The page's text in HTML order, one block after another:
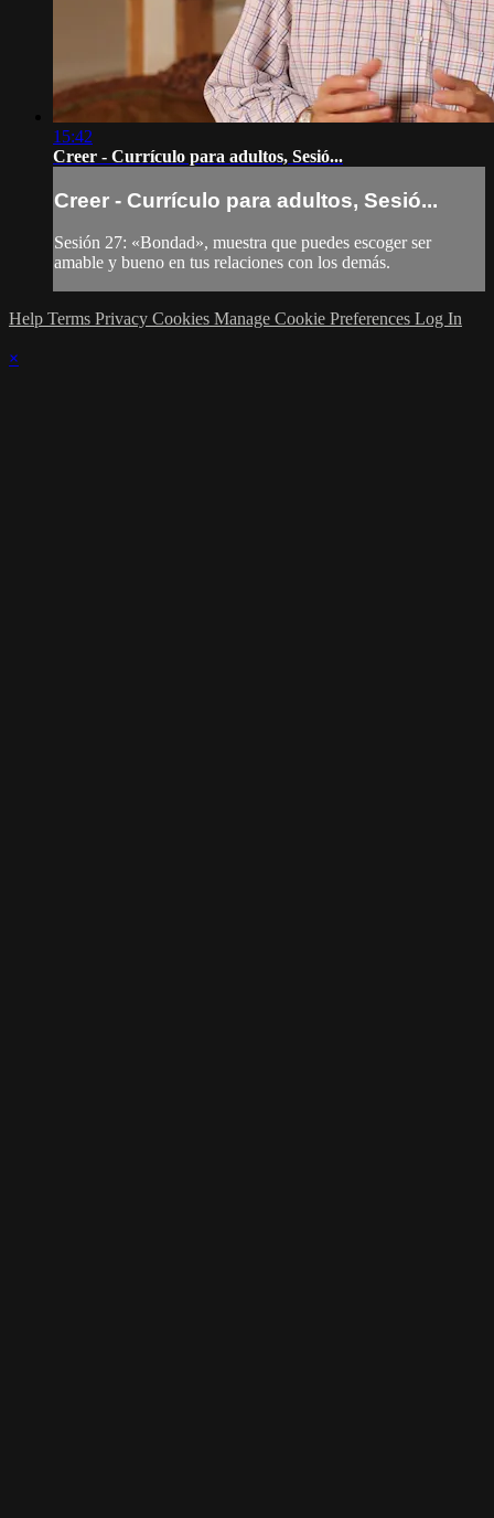
15:42
Creer - Currículo para adultos, Sesió...
Creer - Currículo para adultos, Sesió...
Sesión 27: «Bondad», muestra que puedes escoger ser
amable y bueno en tus relaciones con los demás.
Help Terms Privacy Cookies Manage Cookie Preferences Log In
×